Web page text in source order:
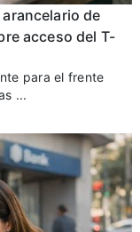
de
acceso del T-
para el frente
...